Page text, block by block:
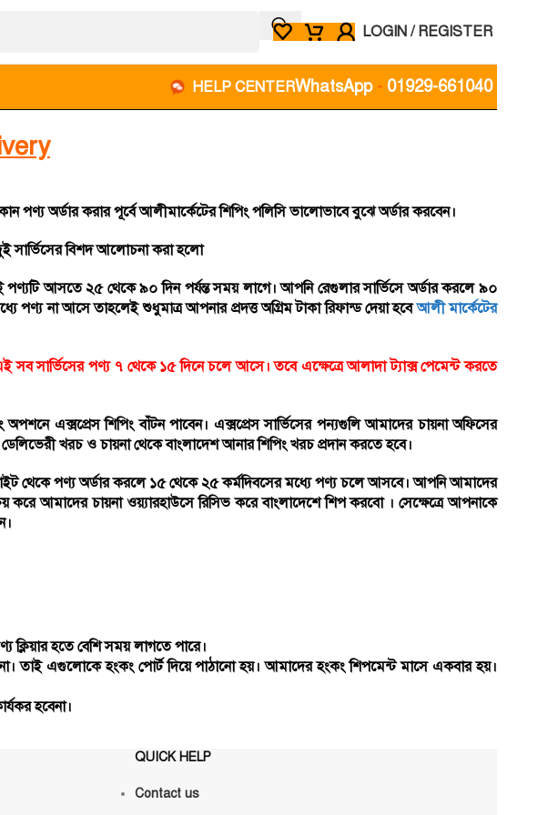
LOGIN / REGISTER
HELP CENTERWhatsApp - 01929-661040
পণ্য অর্ডার করার পূর্বে আলীমার্কেটের শিপিং পলিসি ভালোভাবে বুঝে অর্ডার করবেন।
সার্ভিসের বিশদ আলোচনা করা হলো
আসতে ২৫ থেকে ৯০ দিন পর্যন্ত সময় লাগে। আপনি রেগুলার সার্ভিসে অর্ডার করলে ৯০
না আসে তাহলেই শুধুমাত্র আপনার প্রদত্ত অগ্রিম টাকা রিফান্ড দেয়া হবেআলী মার্কেটের
সার্ভিসের পণ্য ৭ থেকে ১৫ দিনে চলে আসে। তবে এক্ষেত্রে আলাদা ট্যাক্স পেমেন্ট করতে
এক্সপ্রেস শিপিং বাঁটন পাবেন। এক্সপ্রেস সার্ভিসের পন্যগুলি আমাদের চায়না অফিসের
খরচ ও চায়না থেকে বাংলাদেশ আনার শিপিং খরচ প্রদান করতে হবে।
থেকে পণ্য অর্ডার করলে ১৫ থেকে ২৫ কর্মদিবসের মধ্যে পণ্য চলে আসবে। আপনি আমাদের
আমাদের চায়না ওয়্যারহাউসে রিসিভ করে বাংলাদেশে শিপ করবো । সেক্ষেত্রে আপনাকে
ক্লিয়ার হতে বেশি সময় লাগতে পারে।
তাই এগুলোকে হংকং পোর্ট দিয়ে পাঠানো হয়। আমাদের হংকং শিপমেন্ট মাসে একবার হয়।
হবেনা।
QUICK HELP
Contact us